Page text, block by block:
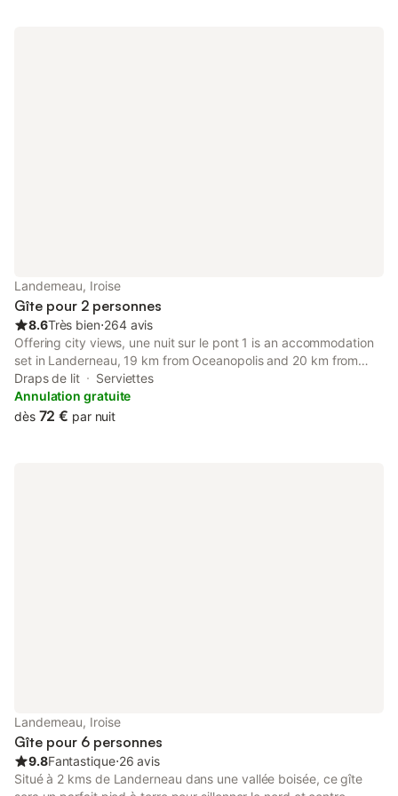
Landerneau, Iroise
Gîte pour 2 personnes
8.6Très bien⋅264 avis
Offering city views, une nuit sur le pont 1 is an accommodation
set in Landerneau, 19 km from Oceanopolis and 20 km from
National Botanical Conservatory of Brest. The property is
located 24 km from Brest Castle, 6.
Draps de lit
Serviettes
Annulation gratuite
dès 72 € par nuit
Landerneau, Iroise
Gîte pour 6 personnes
9.8Fantastique⋅26 avis
Situé à 2 kms de Landerneau dans une vallée boisée, ce gîte